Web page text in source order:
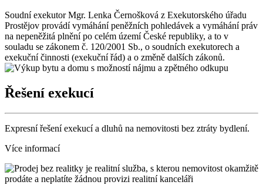
Soudní exekutor Mgr. Lenka Černošková z Exekutorského úřadu
Prostějov provádí vymáhání peněžních pohledávek a vymáhání práv
na nepeněžitá plnění po celém území České republiky, a to v
souladu se zákonem č. 120/2001 Sb., o soudních exekutorech a
exekuční činnosti (exekuční řád) a o změně dalších zákonů.
Řešení exekucí
Expresní řešení exekucí a dluhů na nemovitosti bez ztráty bydlení.
Více informací